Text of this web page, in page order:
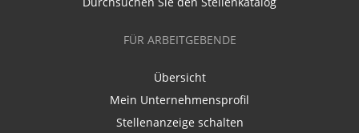
FÜR ARBEITGEBENDE
Übersicht
Mein Unternehmensprofil
Stellenanzeige schalten